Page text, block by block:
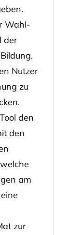
Wahl-
der
Nutzer
zu
den
den
am
zur